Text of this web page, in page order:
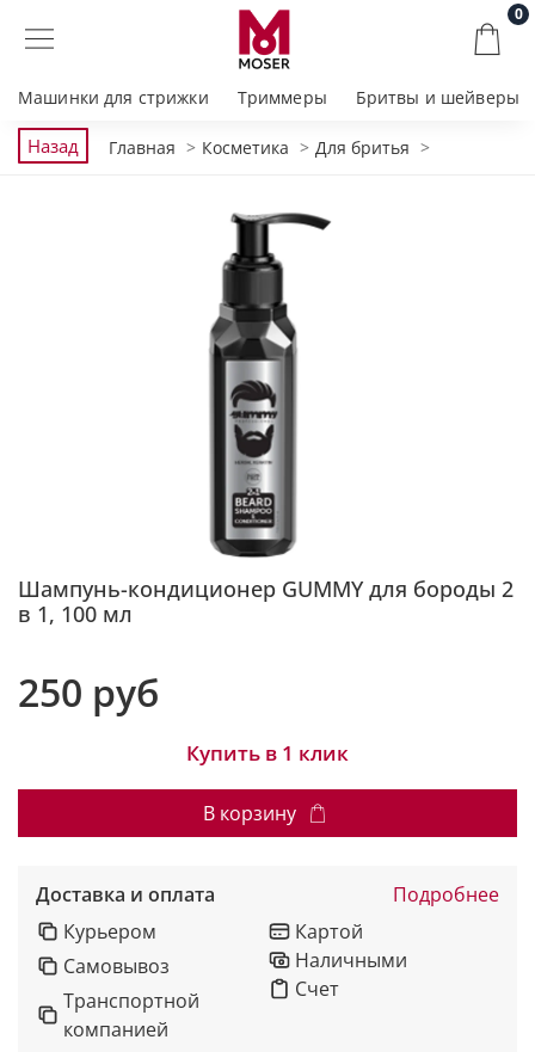
0
Машинки для стрижки Триммеры Бритвы и шейверы
Назад Главная Косметика Для бритья
Шампунь-кондиционер GUMMY для бороды 2
в 1, 100 мл
250 руб
Купить в 1 клик
В корзину
Доставка и оплата
Подробнее
Курьером
Самовывоз
Транспортной
компанией
Картой
Наличными
Счет